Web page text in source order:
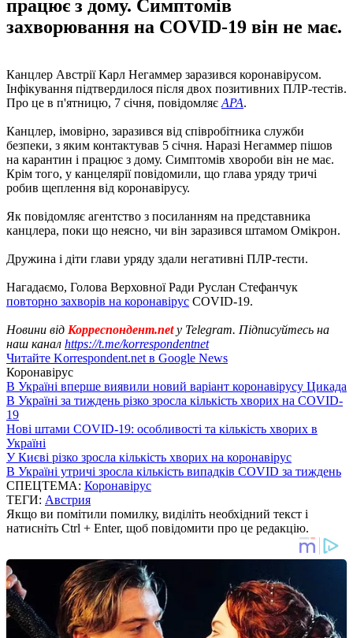
працює з дому. Симптомів
захворювання на COVID-19 він не має.
Канцлер Австрії Карл Негаммер заразився коронавірусом.
Інфікування підтвердилося після двох позитивних ПЛР-тестів.
Про це в п'ятницю, 7 січня, повідомляє APA.
Канцлер, імовірно, заразився від співробітника служби
безпеки, з яким контактував 5 січня. Наразі Негаммер пішов
на карантин і працює з дому. Симптомів хвороби він не має.
Крім того, у канцелярії повідомили, що глава уряду тричі
робив щеплення від коронавірусу.
Як повідомляє агентство з посиланням на представника
канцлера, поки що неясно, чи він заразився штамом Омікрон.
Дружина і діти глави уряду здали негативні ПЛР-тести.
Нагадаємо, Голова Верховної Ради Руслан Стефанчук
повторно захворів на коронавірус COVID-19.
Новини від Корреспондент.netу Telegram. Підписуйтесь на
наш канал https://t.me/korrespondentnet
Читайте Korrespondent.net в Google News
Коронавірус
В Україні вперше виявили новий варіант коронавірусу Цикада
В Україні за тиждень різко зросла кількість хворих на COVID-
19
Нові штами COVID-19: особливості та кількість хворих в
Україні
У Києві різко зросла кількість хворих на коронавірус
В Україні утричі зросла кількість випадків COVID за тиждень
СПЕЦТЕМА: Коронавірус
ТЕГИ: Австрия
Якщо ви помітили помилку, виділіть необхідний текст і
натисніть Ctrl + Enter, щоб повідомити про це редакцію.